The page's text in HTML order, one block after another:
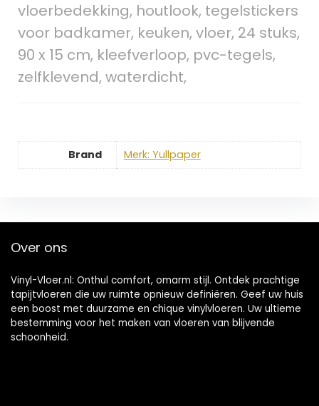
vloerbedekking, houtlook, tegelstickers
voor badkamer, keuken, vloer, 24 stuks,
90 x 15 cm, kleefverloop, pvc-tegels,
zelfklevend, waterdicht,
Brand Merk: Yullpaper
Over ons
Vinyl-Vloer.nl: Onthul comfort, omarm stijl. Ontdek prachtige
tapijtvloeren die uw ruimte opnieuw definiëren. Geef uw huis
een boost met duurzame en chique vinylvloeren. Uw ultieme
bestemming voor het maken van vloeren van blijvende
schoonheid.